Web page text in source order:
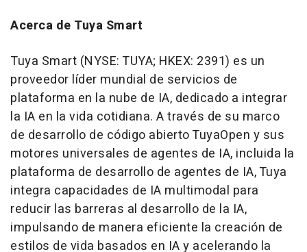
Acerca de Tuya Smart
Tuya Smart (NYSE: TUYA; HKEX: 2391) es un
proveedor líder mundial de servicios de
plataforma en la nube de IA, dedicado a integrar
la IA en la vida cotidiana. A través de su marco
de desarrollo de código abierto TuyaOpen y sus
motores universales de agentes de IA, incluida la
plataforma de desarrollo de agentes de IA, Tuya
integra capacidades de IA multimodal para
reducir las barreras al desarrollo de la IA,
impulsando de manera eficiente la creación de
estilos de vida basados en IA y acelerando la